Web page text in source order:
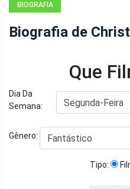
BIOGRAFIA
Biografia de
Que
Dia Da
Semana:
Gênero:
Tipo: